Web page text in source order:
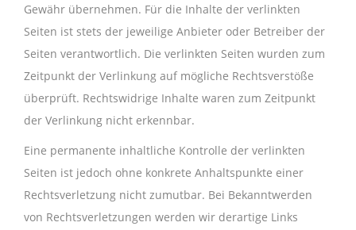
Gewähr übernehmen. Für die Inhalte der verlinkten
Seiten ist stets der jeweilige Anbieter oder Betreiber der
Seiten verantwortlich. Die verlinkten Seiten wurden zum
Zeitpunkt der Verlinkung auf mögliche Rechtsverstöße
überprüft. Rechtswidrige Inhalte waren zum Zeitpunkt
der Verlinkung nicht erkennbar.
Eine permanente inhaltliche Kontrolle der verlinkten
Seiten ist jedoch ohne konkrete Anhaltspunkte einer
Rechtsverletzung nicht zumutbar. Bei Bekanntwerden
von Rechtsverletzungen werden wir derartige Links